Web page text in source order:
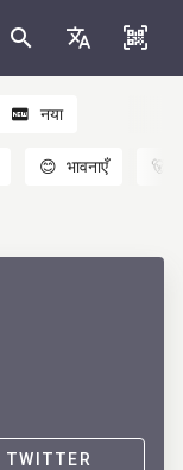
नया
😊 भावनाएँ 🐻
TWITTER